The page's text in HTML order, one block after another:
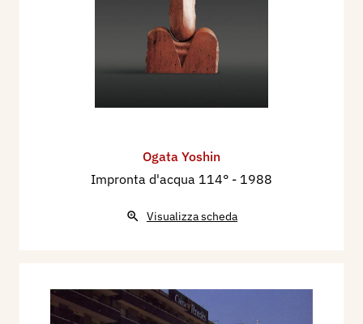
Ogata Yoshin
Impronta d'acqua 114° - 1988
Visualizza scheda